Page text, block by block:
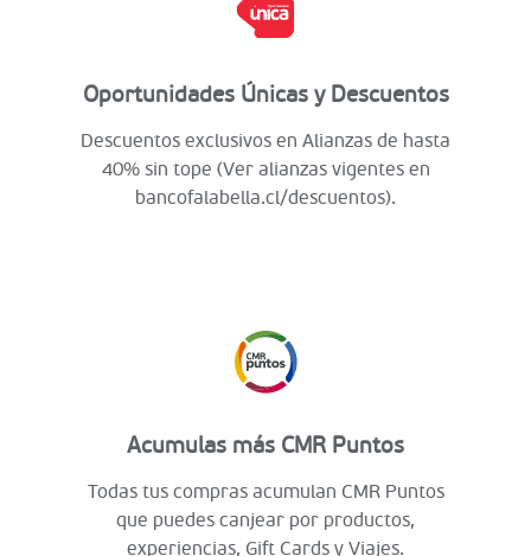
Oportunidades Únicas y Descuentos
Descuentos exclusivos en Alianzas de hasta
40% sin tope (Ver alianzas vigentes en
bancofalabella.cl/descuentos).
Acumulas más CMR Puntos
Todas tus compras acumulan CMR Puntos
que puedes canjear por productos,
experiencias, Gift Cards y Viajes.